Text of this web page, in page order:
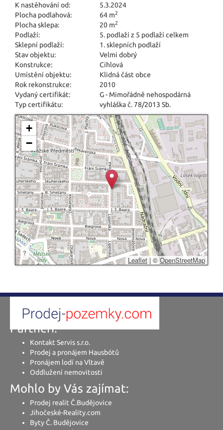
K nastěhování od:
5.3.2024
Plocha podlahová:
64 m2
Plocha sklepa: 20 m2
Podlaží:
5. podlaží z 5 podlaží celkem
Sklepní podlaží:
1. sklepních podlaží
Stav objektu:
Velmi dobrý
Konstrukce:
Cihlová
Umístění objektu:
Klidná část obce
Rok rekonstrukce:
2010
Vydaný certifikát:
G - Mimořádně nehospodárná
Typ certifikátu:
vyhláška č. 78/2013 Sb.
+
−
?
Leaflet | © OpenStreetMap
Partneři:
Kontakt Servis s.r.o.
Prodej a pronájem Hausbótů
Pronájem lodí na Vltavě
Oddlužení nemovitosti
Mohlo by Vás zajímat:
Prodej realit Č.Budějovice
Jihočeské-Reality.com
Byty Č. Budějovice